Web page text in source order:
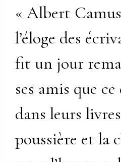
« Albert
l’éloge des
fit un jour
ses amis que
dans leurs
poussière et la